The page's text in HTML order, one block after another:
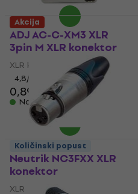
ADJ AC-C-XM3 XLR
3pin M XLR konektor
XLR konektor
4,8/5
0,89 €0,99 €
Na stanju u skladištu
Akcija
Neutrik NC3FXX XLR
konektor
XLR konektor
Količinski popust